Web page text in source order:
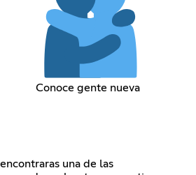
Conoce gente nueva
una de las